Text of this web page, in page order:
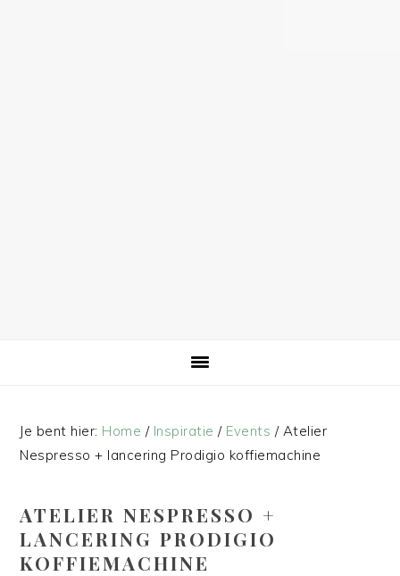
Je bent hier: Home / Inspiratie / Events /Atelier
Nespresso + lancering Prodigio koffiemachine
ATELIER NESPRESSO +
LANCERING PRODIGIO
KOFFIEMACHINE